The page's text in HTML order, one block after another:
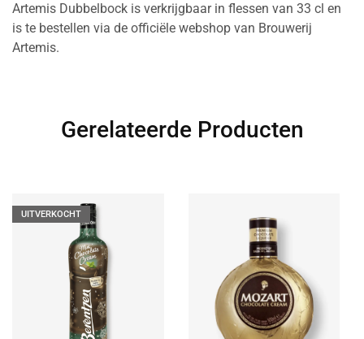
Artemis Dubbelbock is verkrijgbaar in flessen van 33 cl en
is te bestellen via de officiële webshop van Brouwerij
Artemis.
Gerelateerde Producten
UITVERKOCHT